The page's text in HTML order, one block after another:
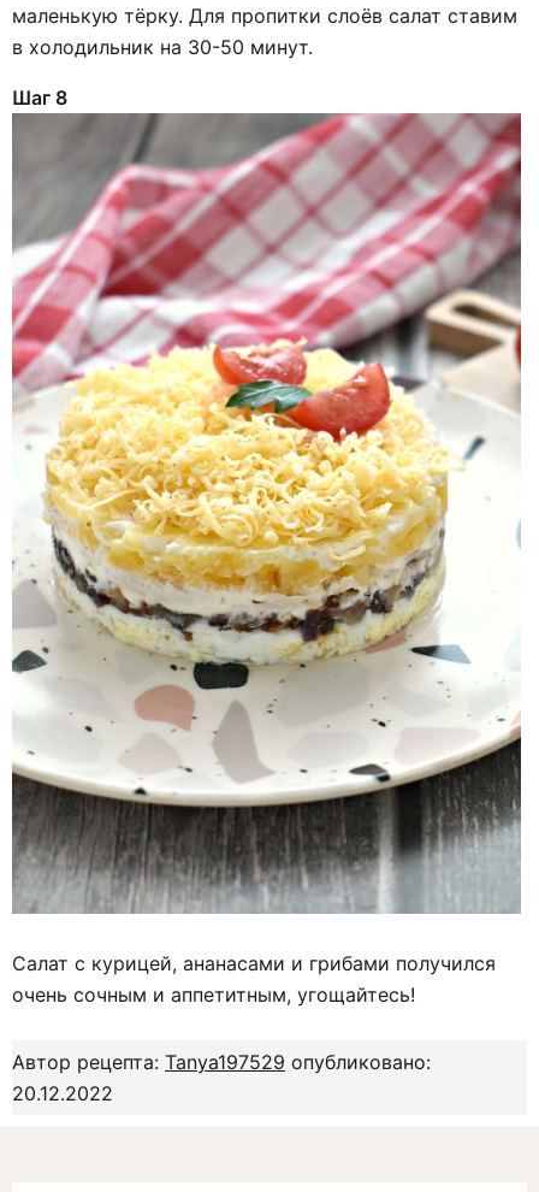
маленькую тёрку. Для пропитки слоёв салат ставим
в холодильник на 30-50 минут.
Шаг 8
Салат с курицей, ананасами и грибами получился
очень сочным и аппетитным, угощайтесь!
Автор рецепта: Tanya197529 опубликовано:
20.12.2022